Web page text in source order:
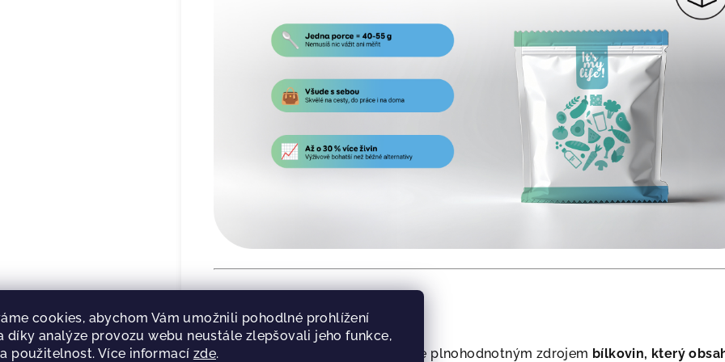
cookies, abychom Vám umožnili pohodlné prohlížení
díky analýze provozu webu neustále zlepšovali jeho funkce,
použitelnost. Více informací zde.
Hlavní benefity
je plnohodnotným zdrojem bílkovin, který